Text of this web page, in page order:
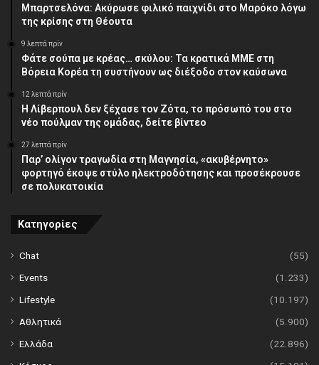
Μπαρτσελόνα: Ακύρωσε φιλικό παιχνίδι στο Μαρόκο λόγω
της κρίσης στη Θέουτα
9 λεπτά πρίν
Φάτε σούπα με κρέας… σκύλου: Τα κρατικά ΜΜΕ στη
Βόρεια Κορέα τη συστήνουν ως διέξοδο στον καύσωνα
12 λεπτά πρίν
Η Λίβερπουλ δεν ξέχασε τον Ζότα, το πρόσωπό του στο
νέο πούλμαν της ομάδας, δείτε βίντεο
27 λεπτά πρίν
Παρ’ ολίγον τραγωδία στη Μαγνησία, «ακυβέρνητο»
φορτηγό έκοψε στύλο ηλεκτροδότησης και προσέκρουσε
σε πολυκατοικία
Κατηγορίες
Chat
(55)
Events
(1.233)
Lifestyle
(10.197)
Αθλητικά
(5.900)
Ελλάδα
(22.896)